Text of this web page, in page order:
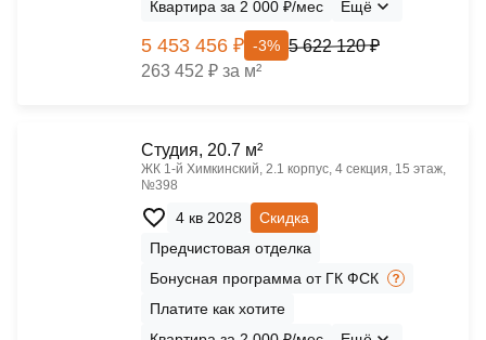
Квартира за 2 000 ₽/мес
Ещё
5 453 456 ₽ -3% 5 622 120 ₽
263 452 ₽ за м²
Cтудия, 20.7 м²
ЖК 1‑й Химкинский, 2.1 корпус, 4 секция, 15 этаж,
№398
4 кв 2028
Скидка
Предчистовая отделка
Бонусная программа от ГК ФСК
Платите как хотите